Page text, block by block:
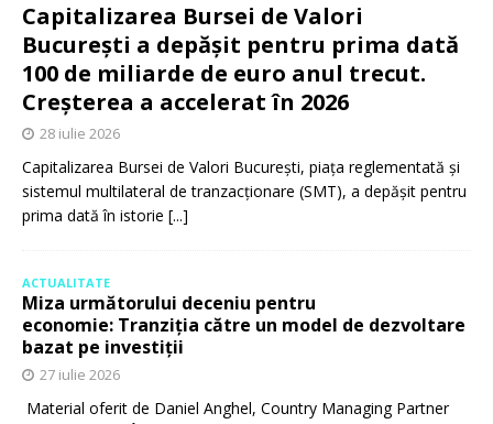
Capitalizarea Bursei de Valori
București a depășit pentru prima dată
100 de miliarde de euro anul trecut.
Creșterea a accelerat în 2026
28 iulie 2026
Capitalizarea Bursei de Valori București, piața reglementată și
sistemul multilateral de tranzacționare (SMT), a depășit pentru
prima dată în istorie [...]
ACTUALITATE
Miza următorului deceniu pentru
economie: Tranziția către un model de dezvoltare
bazat pe investiții
27 iulie 2026
Material oferit de Daniel Anghel, Country Managing Partner